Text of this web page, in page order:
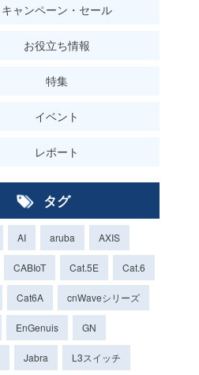
キャンペーン・セール
お役立ち情報
特集
イベント
レポート
タグ
AI aruba AXIS
CABIoT Cat.5E Cat.6
Cat6A cnWaveシリーズ
EnGenuis GN
Jabra L3スイッチ